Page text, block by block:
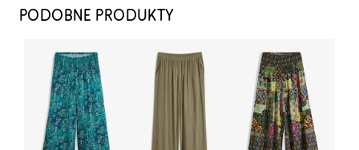
PODOBNE PRODUKTY